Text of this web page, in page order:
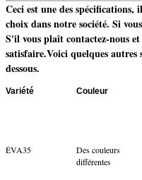
Ceci est une des
choix dans notre société. Si
S'il vous plaît contactez-nous
satisfaire.Voici quelques
dessous.
Variété Couleur
ÉVA35
Des couleurs
différentes